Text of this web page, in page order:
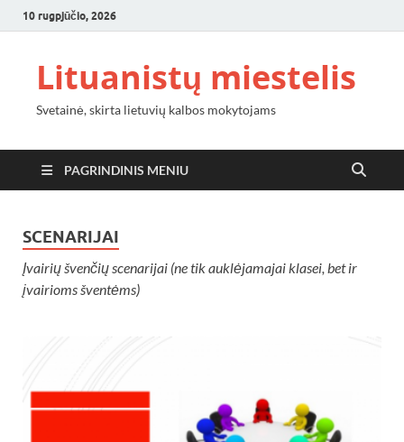
10 rugpjūčio, 2026
Lituanistų miestelis
Svetainė, skirta lietuvių kalbos mokytojams
PAGRINDINIS MENIU
SCENARIJAI
Įvairių švenčių scenarijai (ne tik auklėjamajai klasei, bet ir
įvairioms šventėms)